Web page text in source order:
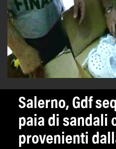
Salerno, Gdf
paia di sandali
provenienti